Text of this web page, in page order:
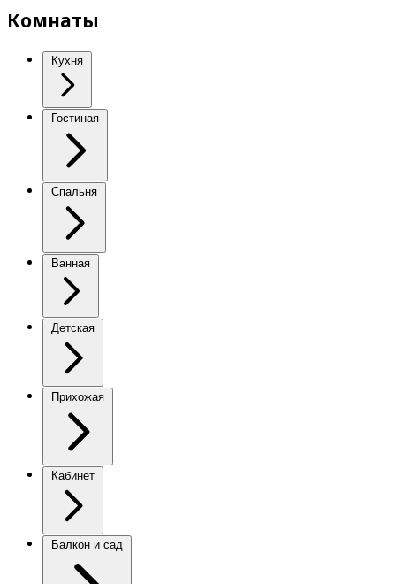
Комнаты
Кухня
Гостиная
Спальня
Ванная
Детская
Прихожая
Кабинет
Балкон и сад